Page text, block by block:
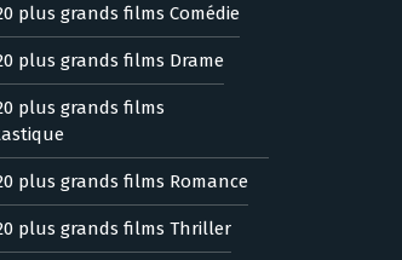
plus grands films Comédie
plus grands films Drame
plus grands films
plus grands films Romance
plus grands films Thriller